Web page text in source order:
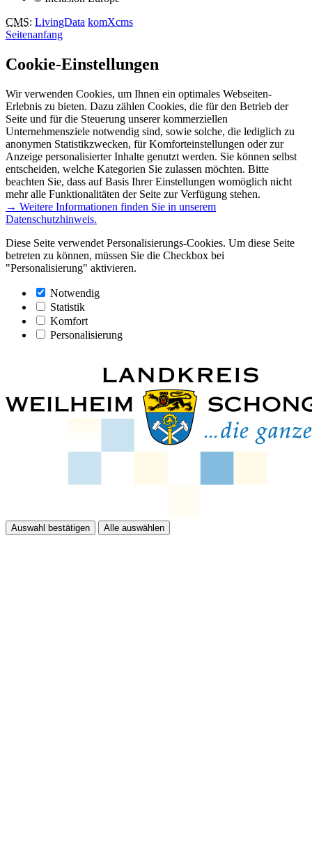
CMS: LivingData komXcms
Seitenanfang
Cookie-Einstellungen
Wir verwenden Cookies, um Ihnen ein optimales Webseiten-
Erlebnis zu bieten. Dazu zählen Cookies, die für den Betrieb der
Seite und für die Steuerung unserer kommerziellen
Unternehmensziele notwendig sind, sowie solche, die lediglich zu
anonymen Statistikzwecken, für Komforteinstellungen oder zur
Anzeige personalisierter Inhalte genutzt werden. Sie können selbst
entscheiden, welche Kategorien Sie zulassen möchten. Bitte
beachten Sie, dass auf Basis Ihrer Einstellungen womöglich nicht
mehr alle Funktionalitäten der Seite zur Verfügung stehen.
→ Weitere Informationen finden Sie in unserem
Datenschutzhinweis.
Diese Seite verwendet Personalisierungs-Cookies. Um diese Seite
betreten zu können, müssen Sie die Checkbox bei
"Personalisierung" aktivieren.
Notwendig
Statistik
Komfort
Personalisierung
Auswahl bestätigen Alle auswählen